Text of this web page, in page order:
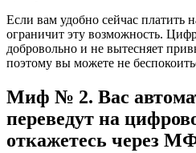
Если вам удобно сейчас платить
ограничит эту возможность.
добровольно и не вытесняет
поэтому вы можете не
Миф № 2. Вас
переведут на
откажетесь через